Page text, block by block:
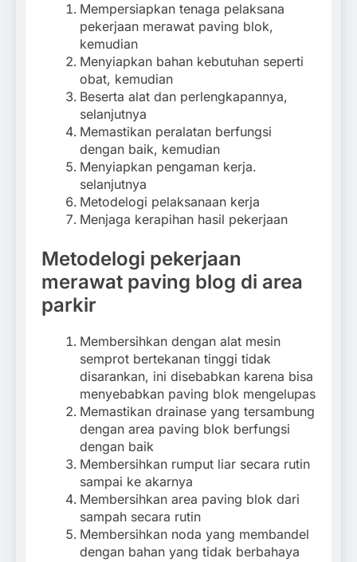
Mempersiapkan tenaga pelaksana
pekerjaan merawat paving blok,
kemudian
Menyiapkan bahan kebutuhan seperti
obat, kemudian
Beserta alat dan perlengkapannya,
selanjutnya
Memastikan peralatan berfungsi
dengan baik, kemudian
Menyiapkan pengaman kerja.
selanjutnya
Metodelogi pelaksanaan kerja
Menjaga kerapihan hasil pekerjaan
Metodelogi pekerjaan
merawat paving blog di area
parkir
Membersihkan dengan alat mesin
semprot bertekanan tinggi tidak
disarankan, ini disebabkan karena bisa
menyebabkan paving blok mengelupas
Memastikan drainase yang tersambung
dengan area paving blok berfungsi
dengan baik
Membersihkan rumput liar secara rutin
sampai ke akarnya
Membersihkan area paving blok dari
sampah secara rutin
Membersihkan noda yang membandel
dengan bahan yang tidak berbahaya